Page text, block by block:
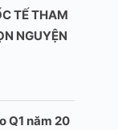
TẾ THAM
NGUYỆN
Q1 năm 20